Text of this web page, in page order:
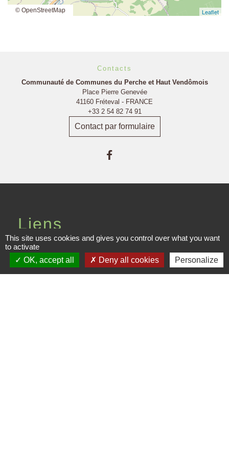
Leaflet
© OpenStreetMap
Contacts
Communauté de Communes du Perche et Haut Vendômois
Place Pierre Genevée
41160 Fréteval - FRANCE
+33 2 54 82 74 91
Contact par formulaire
Liens
Observatoire 41
Service public
This site uses cookies and gives you control over what you want
to activate
OK, accept all
Deny all cookies Personalize